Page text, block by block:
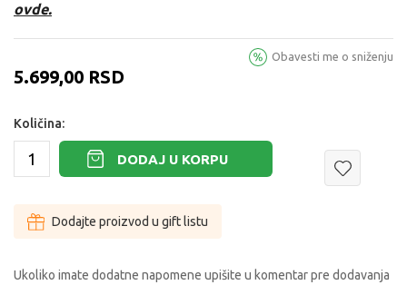
ovde.
5.699,00 RSD
Obavesti me o sniženju
Količina:
DODAJ U KORPU
Dodajte proizvod u gift listu
Ukoliko imate dodatne napomene upišite u komentar pre dodavanja